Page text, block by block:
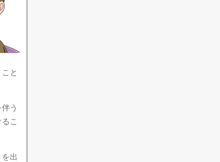
と
う
こ
出